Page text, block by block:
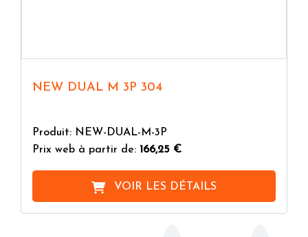
NEW DUAL M 3P 304
Produit: NEW-DUAL-M-3P
Prix web à partir de: 166,25 €
VOIR LES DÉTAILS